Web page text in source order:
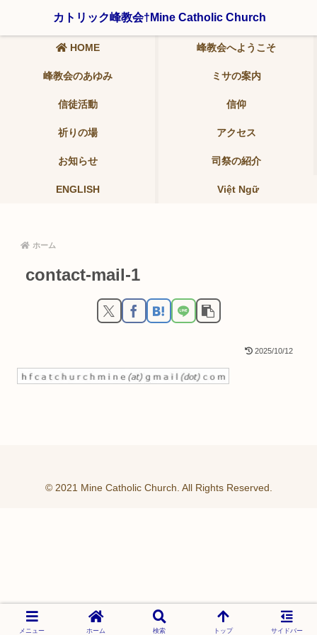
HOME 峰教会へようこそ
峰教会のあゆみ ミサの案内
信徒活動 信仰
祈りの場 アクセス
お知らせ 司祭の紹介
ENGLISH Việt Ngữ
ホーム
contact-mail-1
2025/10/12
© 2021 Mine Catholic Church. All Rights Reserved.
カトリック峰教会†Mine Catholic Church
メニュー ホーム 検索 トップ サイドバー